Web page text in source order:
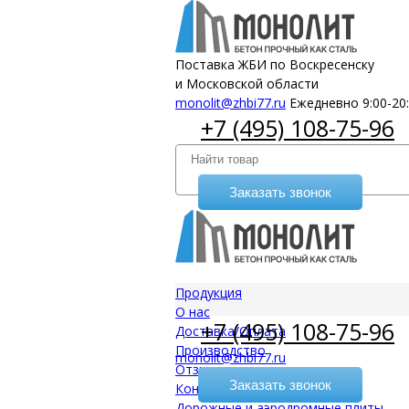
Поставка ЖБИ по Воскресенску
и Московской области
monolit@zhbi77.ru Ежедневно 9:00-
+7 (495) 108-75-96
Заказать звонок
Продукция
О нас
Доставка/Оплата
Производство
Отзывы
Контакты
+7 (495) 108-75-96
monolit@zhbi77.ru
Заказать звонок